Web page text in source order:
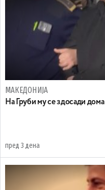
МАКЕДОНИЈА
На Груби му се здосади дома
пред 3 дена